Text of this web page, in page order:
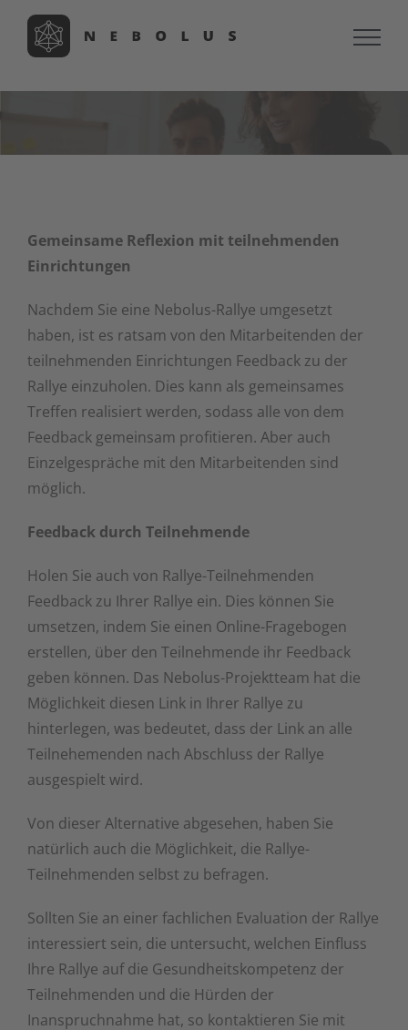
Inhalt
springen
Gemeinsame Reflexion mit teilnehmenden
Einrichtungen
Nachdem Sie eine Nebolus-Rallye umgesetzt
haben, ist es ratsam von den Mitarbeitenden der
teilnehmenden Einrichtungen Feedback zu der
Rallye einzuholen. Dies kann als gemeinsames
Treffen realisiert werden, sodass alle von dem
Feedback gemeinsam profitieren. Aber auch
Einzelgespräche mit den Mitarbeitenden sind
möglich.
Feedback durch Teilnehmende
Holen Sie auch von Rallye-Teilnehmenden
Feedback zu Ihrer Rallye ein. Dies können Sie
umsetzen, indem Sie einen Online-Fragebogen
erstellen, über den Teilnehmende ihr Feedback
geben können. Das Nebolus-Projektteam hat die
Möglichkeit diesen Link in Ihrer Rallye zu
hinterlegen, was bedeutet, dass der Link an alle
Teilnehemenden nach Abschluss der Rallye
ausgespielt wird.
Von dieser Alternative abgesehen, haben Sie
natürlich auch die Möglichkeit, die Rallye-
Teilnehmenden selbst zu befragen.
Sollten Sie an einer fachlichen Evaluation der Rallye
interessiert sein, die untersucht, welchen Einfluss
Ihre Rallye auf die Gesundheitskompetenz der
Teilnehmenden und die Hürden der
Inanspruchnahme hat, so kontaktieren Sie mit